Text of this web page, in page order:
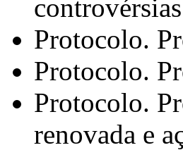
controvérsias
Protocolo.
Protocolo.
Protocolo.
renovada e